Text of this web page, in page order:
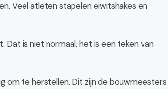
Veel atleten stapelen eiwitshakes en
Dat is niet normaal, het is een teken van
om te herstellen. Dit zijn de bouwmeesters